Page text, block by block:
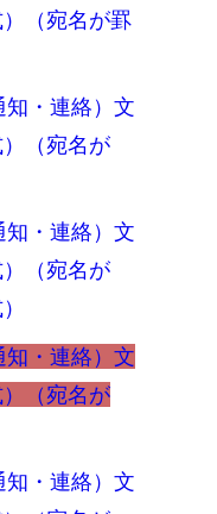
（宛名が罫
・連絡）文
（宛名が
・連絡）文
（宛名が
・連絡）文
（宛名が
・連絡）文